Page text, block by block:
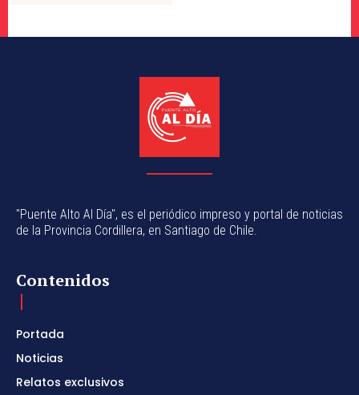
"Puente Alto Al Día", es el periódico impreso y portal de noticias
de la Provincia Cordillera, en Santiago de Chile.
Contenidos
Portada
Noticias
Relatos exclusivos